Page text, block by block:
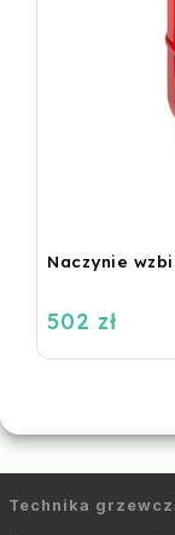
Naczynie
502 zł
Technika